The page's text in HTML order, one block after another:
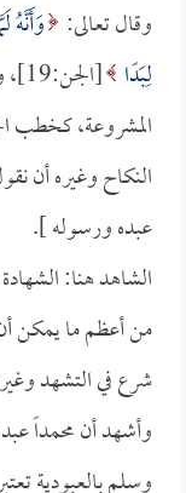
وقال تعالى: وَأَنَّهُ
لِبَدًا
المشروعة، كخطب
النكاح وغيره أن
عبده ورسوله ].
الشاهد هنا:
من أعظم ما يمكن
شرع في التشهد
وأشهد أن محمداً